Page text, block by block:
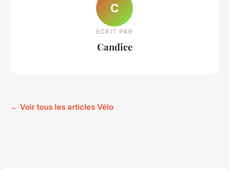
C
ECRIT PAR
Candice
← Voir tous les articles Vélo